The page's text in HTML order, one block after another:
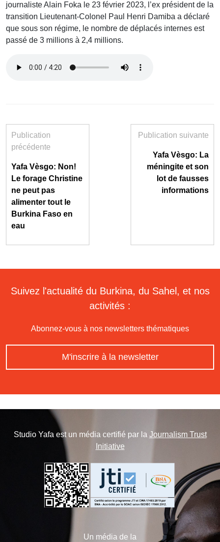
journaliste Alain Foka le 23 février 2023, l’ex président de la
transition Lieutenant-Colonel Paul Henri Damiba a déclaré
que sous son régime, le nombre de déplacés internes est
passé de 3 millions à 2,4 millions.
Publication
précédente
Yafa Vèsgo: Non!
Le forage Christine
ne peut pas
alimenter tout le
Burkina Faso en
eau
Publication suivante
Yafa Vèsgo: La
méningite et son
lot de fausses
informations
Suivez l'actualité du Burkina, du Sahel, et nos
activités :
Abonnez-vous à nos newsletters thématiques
M'inscrire à la newsletter
Studio Yafa est un média certifié par la Journalism Trust
Initiative
Un média de la